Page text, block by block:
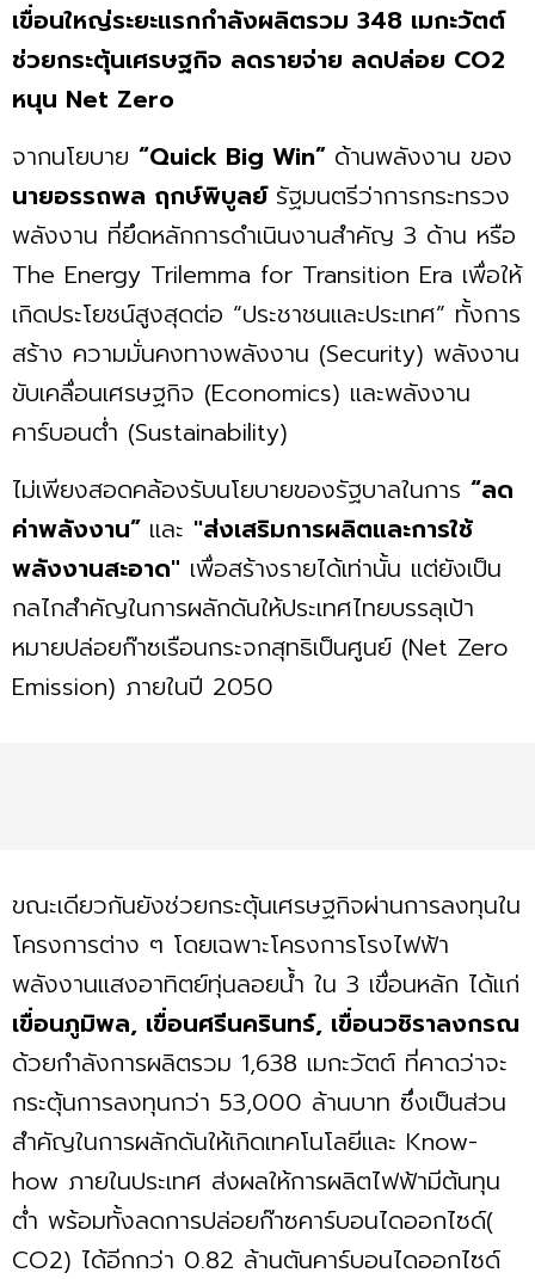
เขื่อนใหญ่ระยะแรกกำลังผลิตรวม 348 เมกะวัตต์
ช่วยกระตุ้นเศรษฐกิจ ลดรายจ่าย ลดปล่อย CO2
หนุน Net Zero
จากนโยบาย “Quick Big Win” ด้านพลังงาน ของ
นายอรรถพล ฤกษ์พิบูลย์ รัฐมนตรีว่าการกระทรวง
พลังงาน ที่ยึดหลักการดำเนินงานสำคัญ 3 ด้าน หรือ
The Energy Trilemma for Transition Era เพื่อให้
เกิดประโยชน์สูงสุดต่อ “ประชาชนและประเทศ” ทั้งการ
สร้าง ความมั่นคงทางพลังงาน (Security) พลังงาน
ขับเคลื่อนเศรษฐกิจ (Economics) และพลังงาน
คาร์บอนตํ่า (Sustainability)
ไม่เพียงสอดคล้องรับนโยบายของรัฐบาลในการ “ลด
ค่าพลังงาน” และ "ส่งเสริมการผลิตและการใช้
พลังงานสะอาด" เพื่อสร้างรายได้เท่านั้น แต่ยังเป็น
กลไกสำคัญในการผลักดันให้ประเทศไทยบรรลุเป้า
หมายปล่อยก๊าซเรือนกระจกสุทธิเป็นศูนย์ (Net Zero
Emission) ภายในปี 2050
ขณะเดียวกันยังช่วยกระตุ้นเศรษฐกิจผ่านการลงทุนใน
โครงการต่าง ๆ โดยเฉพาะโครงการโรงไฟฟ้า
พลังงานแสงอาทิตย์ทุ่นลอยนํ้า ใน 3 เขื่อนหลัก ได้แก่
เขื่อนภูมิพล, เขื่อนศรีนครินทร์, เขื่อนวชิราลงกรณ
ด้วยกำลังการผลิตรวม 1,638 เมกะวัตต์ ที่คาดว่าจะ
กระตุ้นการลงทุนกว่า 53,000 ล้านบาท ซึ่งเป็นส่วน
สำคัญในการผลักดันให้เกิดเทคโนโลยีและ Know-
how ภายในประเทศ ส่งผลให้การผลิตไฟฟ้ามีต้นทุน
ตํ่า พร้อมทั้งลดการปล่อยก๊าซคาร์บอนไดออกไซด์(
CO2) ได้อีกกว่า 0.82 ล้านตันคาร์บอนไดออกไซด์